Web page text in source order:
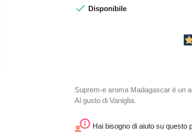
 Disponibile
Suprem-e aroma Madagascar è un
Al gusto di Vaniglia.
Hai bisogno di aiuto su questo